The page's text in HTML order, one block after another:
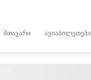
ᲛᲗᲐᲕᲐᲠᲘ ᲐᲕᲘᲐᲑᲘᲚᲔᲗᲔᲑᲘ